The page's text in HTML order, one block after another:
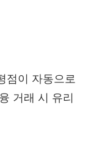
점이 자동으로
거래 시 유리